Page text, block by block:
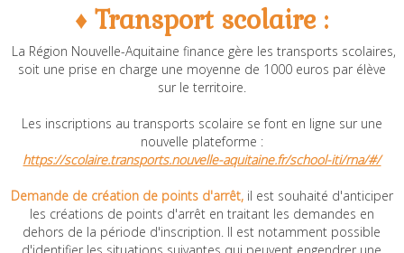
♦ Transport scolaire :
La Région Nouvelle-Aquitaine finance gère les transports scolaires,
soit une prise en charge une moyenne de 1000 euros par élève
sur le territoire.
Les inscriptions au transports scolaire se font en ligne sur une
nouvelle plateforme :
https://scolaire.transports.nouvelle-aquitaine.fr/school-iti/rna/#/
Demande de création de points d'arrêt,il est souhaité d'anticiper
les créations de points d'arrêt en traitant les demandes en
dehors de la période d'inscription. Il est notamment possible